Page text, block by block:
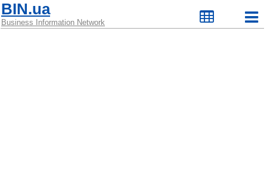
BIN.ua
Business Information Network